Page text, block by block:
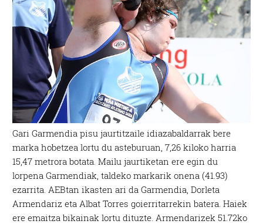
Gari Garmendia pisu jaurtitzaile idiazabaldarrak bere
marka hobetzea lortu du asteburuan, 7,26 kiloko harria
15,47 metrora botata. Mailu jaurtiketan ere egin du
lorpena Garmendiak, taldeko markarik onena (41.93)
ezarrita. AEBtan ikasten ari da Garmendia, Dorleta
Armendariz eta Albat Torres goierritarrekin batera. Haiek
ere emaitza bikainak lortu dituzte. Armendarizek 51.72ko